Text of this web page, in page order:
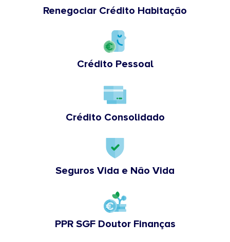
Renegociar Crédito Habitação
Crédito Pessoal
Crédito Consolidado
Seguros Vida e Não Vida
PPR SGF Doutor Finanças